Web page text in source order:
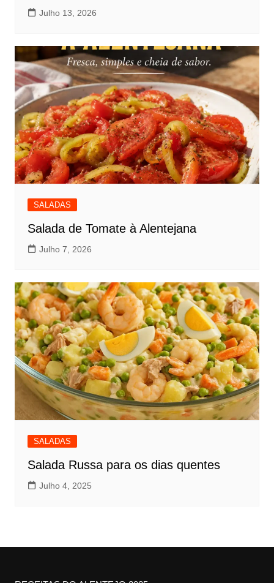
Julho 13, 2026
SALADAS
Salada de Tomate à Alentejana
Julho 7, 2026
SALADAS
Salada Russa para os dias quentes
Julho 4, 2025